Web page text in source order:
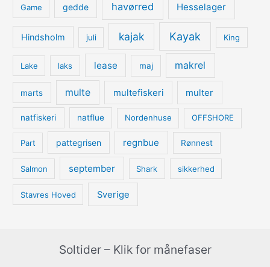
Game gedde havørred Hesselager
Hindsholm juli kajak Kayak King
Lake laks lease maj makrel
marts multe multefiskeri multer
natfiskeri natflue Nordenhuse OFFSHORE
Part pattegrisen regnbue Rønnest
Salmon september Shark sikkerhed
Stavres Hoved Sverige
Soltider – Klik for månefaser